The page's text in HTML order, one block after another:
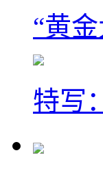
“黄
特写